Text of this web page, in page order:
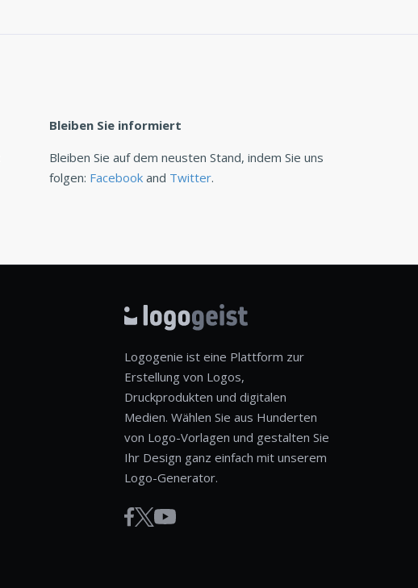
Bleiben Sie informiert
Bleiben Sie auf dem neusten Stand, indem Sie uns
folgen: Facebook and Twitter.
Logogenie ist eine Plattform zur
Erstellung von Logos,
Druckprodukten und digitalen
Medien. Wählen Sie aus Hunderten
von Logo-Vorlagen und gestalten Sie
Ihr Design ganz einfach mit unserem
Logo-Generator.